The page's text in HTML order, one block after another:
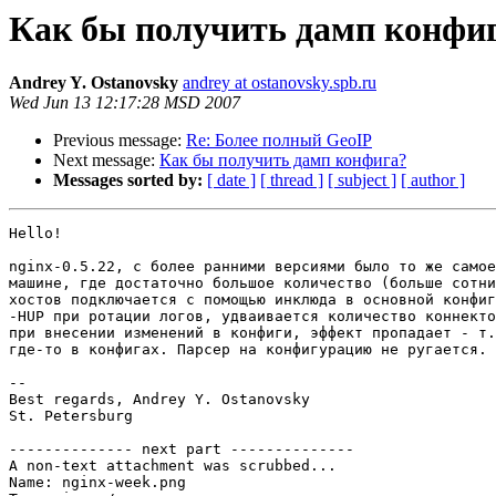
Как бы получить дамп
Andrey Y. Ostanovsky andrey at ostanovsky.spb.ru
Wed Jun 13 12:17:28 MSD 2007
Previous message: Re: Более полный GeoIP
Next message: Как бы получить дамп конфига?
Messages sorted by: [ date ] [ thread ] [ subject ] [ author ]
Hello!
nginx-0.5.22, с более ранними версиями было то же
машине, где достаточно большое количество (больше
хостов подключается с помощью инклюда в основной
-HUP при ротации логов, удваивается количество
при внесении изменений в конфиги, эффект пропадает -
где-то в конфигах. Парсер на конфигурацию не ругается.
--
Best regards, Andrey Y. Ostanovsky
St. Petersburg
-------------- next part --------------
A non-text attachment was scrubbed...
Name: nginx-week.png